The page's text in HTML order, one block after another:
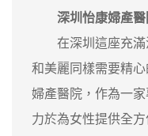
深圳怡康婦產
在深圳這座充滿
和美麗同樣需要精
婦產醫院，作為一
力於為女性提供全